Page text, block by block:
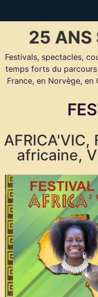
25 ANS
Festivals, spectacles,
temps forts du
France, en Norvège, en
africaine,